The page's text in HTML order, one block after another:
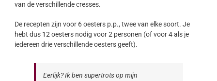
van de verschillende cresses.
De recepten zijn voor 6 oesters p.p., twee van elke soort. Je
hebt dus 12 oesters nodig voor 2 personen (of voor 4 als je
iedereen drie verschillende oesters geeft).
Eerlijk? Ik ben supertrots op mijn